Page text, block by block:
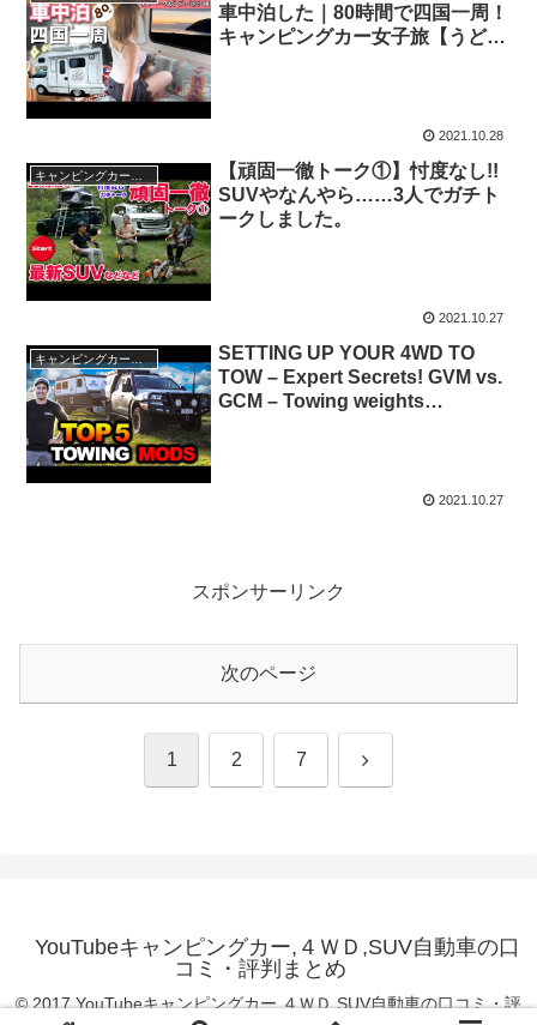
車中泊した｜80時間で四国一周！
キャンピングカー女子旅【うどん
2021.10.28
キャンピングカー・SUV人気車種
【頑固一徹トーク①】忖度なし!!
SUVやなんやら……3人でガチト
ークしました。
2021.10.27
SETTING UP YOUR 4WD TO
TOW – Expert Secrets! GVM vs.
GCM – Towing weights
2021.10.27
スポンサーリンク
次のページ
1 2 7 次
YouTubeキャンピングカー,４ＷＤ,SUV自動車の口
コミ・評判まとめ
© 2017 YouTubeキャンピングカー,４ＷＤ,SUV自動車の口コミ・評